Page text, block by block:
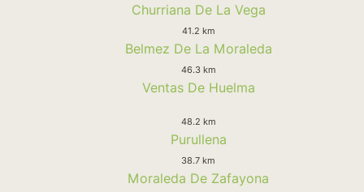
Churriana De La Vega
41.2 km
Belmez De La Moraleda
46.3 km
Ventas De Huelma
48.2 km
Purullena
38.7 km
Moraleda De Zafayona